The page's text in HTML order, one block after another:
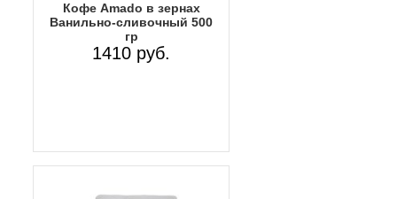
Кофе Amado в зернах
Ванильно-сливочный 500
гр
1410 руб.